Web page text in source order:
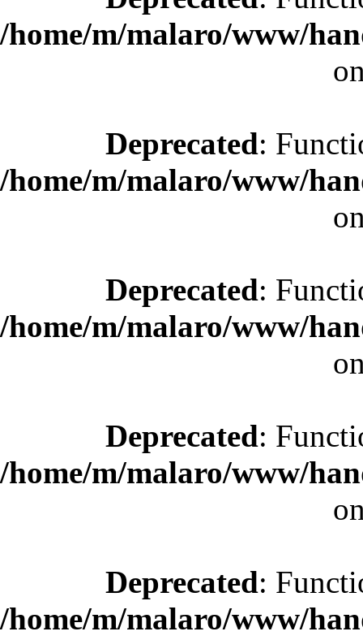
/home/m/malaro/www/
Deprecated:
/home/m/malaro/www/
Deprecated:
/home/m/malaro/www/
Deprecated:
/home/m/malaro/www/
Deprecated:
/home/m/malaro/www/